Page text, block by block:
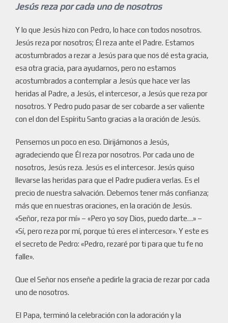
Jesús reza por cada uno de nosotros
Y lo que Jesús hizo con Pedro, lo hace con todos nosotros.
Jesús reza por nosotros; Él reza ante el Padre. Estamos
acostumbrados a rezar a Jesús para que nos dé esta gracia,
esa otra gracia, para ayudarnos, pero no estamos
acostumbrados a contemplar a Jesús que hace ver las
heridas al Padre, a Jesús, el intercesor, a Jesús que reza por
nosotros. Y Pedro pudo pasar de ser cobarde a ser valiente
con el don del Espíritu Santo gracias a la oración de Jesús.
Pensemos un poco en eso. Dirijámonos a Jesús,
agradeciendo que Él reza por nosotros. Por cada uno de
nosotros, Jesús reza. Jesús es el intercesor. Jesús quiso
llevarse las heridas para que el Padre pudiera verlas. Es el
precio de nuestra salvación. Debemos tener más confianza;
más que en nuestras oraciones, en la oración de Jesús.
«Señor, reza por mí» – «Pero yo soy Dios, puedo darte…» –
«Sí, pero reza por mí, porque tú eres el intercesor». Y este es
el secreto de Pedro: «Pedro, rezaré por ti para que tu fe no
falle».
Que el Señor nos enseñe a pedirle la gracia de rezar por cada
uno de nosotros.
El Papa, terminó la celebración con la adoración y la